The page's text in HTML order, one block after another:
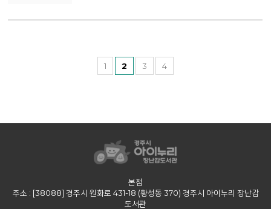
1 2 3 4
본점
주소 : [38088] 경주시 원화로 431-18 (황성동 370) 경주시 아이누리 장난감
도서관